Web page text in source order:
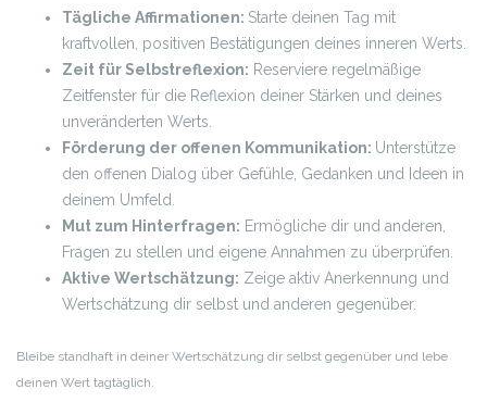
Tägliche Affirmationen: Starte deinen Tag mit
kraftvollen, positiven Bestätigungen deines inneren Werts.
Zeit für Selbstreflexion: Reserviere regelmäßige
Zeitfenster für die Reflexion deiner Stärken und deines
unveränderten Werts.
Förderung der offenen Kommunikation: Unterstütze
den offenen Dialog über Gefühle, Gedanken und Ideen in
deinem Umfeld.
Mut zum Hinterfragen: Ermögliche dir und anderen,
Fragen zu stellen und eigene Annahmen zu überprüfen.
Aktive Wertschätzung: Zeige aktiv Anerkennung und
Wertschätzung dir selbst und anderen gegenüber.
Bleibe standhaft in deiner Wertschätzung dir selbst gegenüber und lebe
deinen Wert tagtäglich.